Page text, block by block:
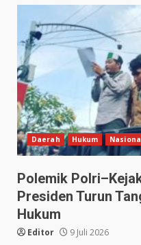
Daerah Hukum
Polemik
Presiden Turun
Hukum
Editor 9 Juli 2026